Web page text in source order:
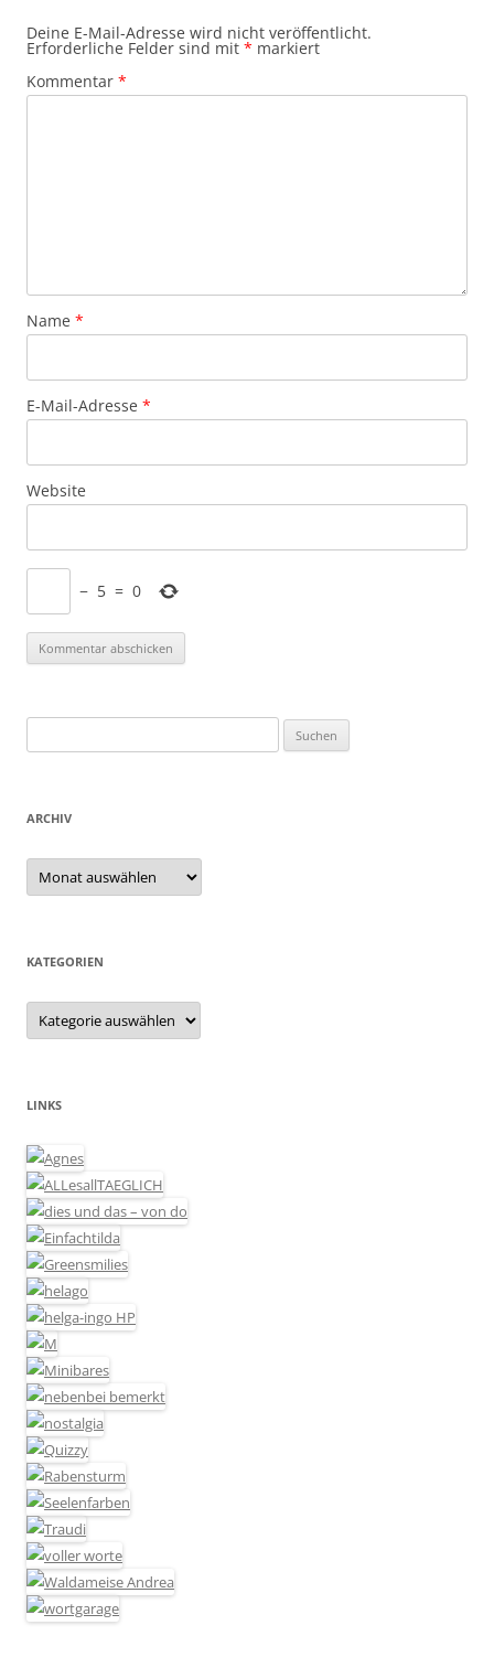
Deine E-Mail-Adresse wird nicht veröffentlicht.
Erforderliche Felder sind mit * markiert
Kommentar *
Name *
E-Mail-Adresse *
Website
− 5 = 0
nach:
ARCHIV
Archiv
KATEGORIEN
Kategorien
LINKS